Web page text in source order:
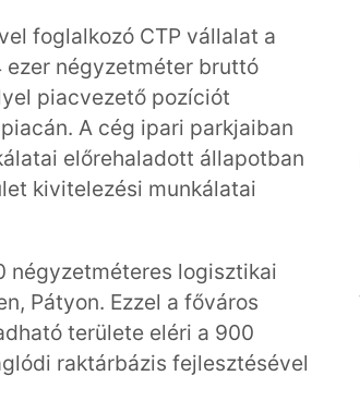
foglalkozó CTP vállalat a
négyzetméter bruttó
piacvezető pozíciót
A cég ipari parkjaiban
előrehaladott állapotban
kivitelezési munkálatai
négyzetméteres logisztikai
Pátyon. Ezzel a főváros
területe eléri a 900
raktárbázis fejlesztésével